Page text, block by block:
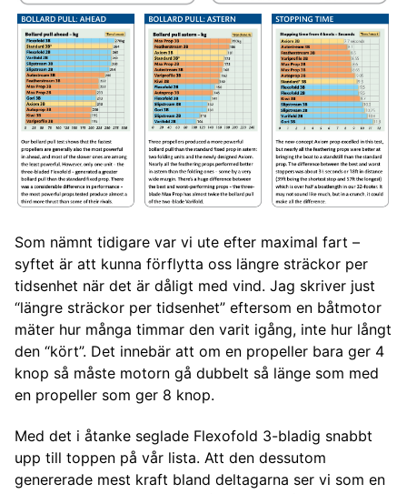
Som nämnt tidigare var vi ute efter maximal fart –
syftet är att kunna förflytta oss längre sträckor per
tidsenhet när det är dåligt med vind. Jag skriver just
“längre sträckor per tidsenhet” eftersom en båtmotor
mäter hur många timmar den varit igång, inte hur långt
den “kört”. Det innebär att om en propeller bara ger 4
knop så måste motorn gå dubbelt så länge som med
en propeller som ger 8 knop.
Med det i åtanke seglade Flexofold 3-bladig snabbt
upp till toppen på vår lista. Att den dessutom
genererade mest kraft bland deltagarna ser vi som en